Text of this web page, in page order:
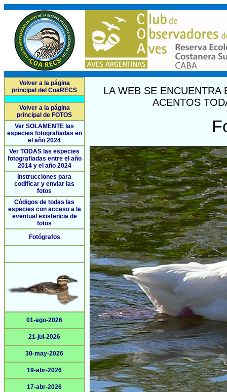
Volver a la página
principal del CoaRECS
Volver a la página
principal de FOTOS
Ver SOLAMENTE las
especies fotografiadas en
el año 2024
Ver TODAS las especies
fotografiadas entre el año
2014 y el año 2024
Instrucciones para
codificar y enviar las
fotos
Códigos de todas las
especies con acceso a la
eventual existencia de
fotos
Fotógrafos
01-ago-2026
21-jul-2026
30-may-2026
19-abr-2026
17-abr-2026
LA WEB SE
ACENTOS